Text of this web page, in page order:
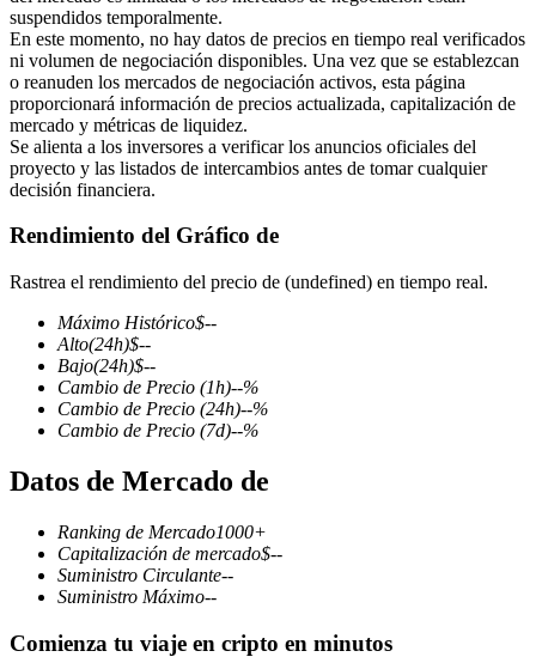
Futuros del USDT
Futuros que utilizan USDT como garantía
Futuros COIN-M
Futuros de criptomonedas
TradFi
primas
suspendidos temporalmente.
En este momento, no hay datos de precios en tiempo real verificados
ni volumen de negociación disponibles. Una vez que se establezcan
o reanuden los mercados de negociación activos, esta página
proporcionará información de precios actualizada, capitalización de
mercado y métricas de liquidez.
Se alienta a los inversores a verificar los anuncios oficiales del
proyecto y las listados de intercambios antes de tomar cualquier
decisión financiera.
Rendimiento del Gráfico de
Rastrea el rendimiento del precio de (undefined) en tiempo real.
Máximo Histórico$--
Alto(24h)$--
Bajo(24h)$--
Cambio de Precio (1h)--%
Cambio de Precio (24h)--%
Cambio de Precio (7d)--%
Datos de Mercado de
Ranking de Mercado1000+
Capitalización de mercado$--
Suministro Circulante--
Suministro Máximo--
Comienza tu viaje en cripto en minutos